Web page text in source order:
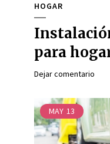
HOGAR
para
Dejar comentario
MAY 13